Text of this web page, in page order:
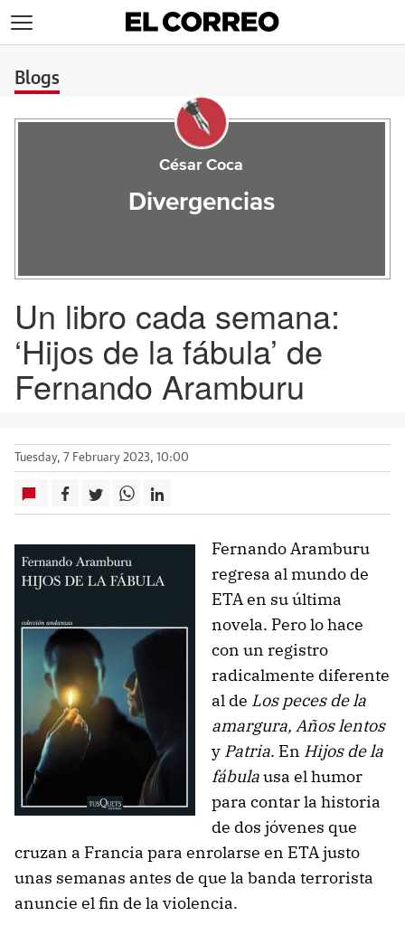
Blogs
César Coca
Divergencias
Un libro cada semana:
‘Hijos de la fábula’ de
Fernando Aramburu
Tuesday, 7 February 2023, 10:00
Fernando Aramburu
regresa al mundo de
ETA en su última
novela. Pero lo hace
con un registro
radicalmente diferente
al de Los peces de la
amargura, Años lentos
y Patria. En Hijos de la
fábulausa el humor
para contar la historia
de dos jóvenes que
cruzan a Francia para enrolarse en ETA justo
unas semanas antes de que la banda terrorista
anuncie el fin de la violencia.